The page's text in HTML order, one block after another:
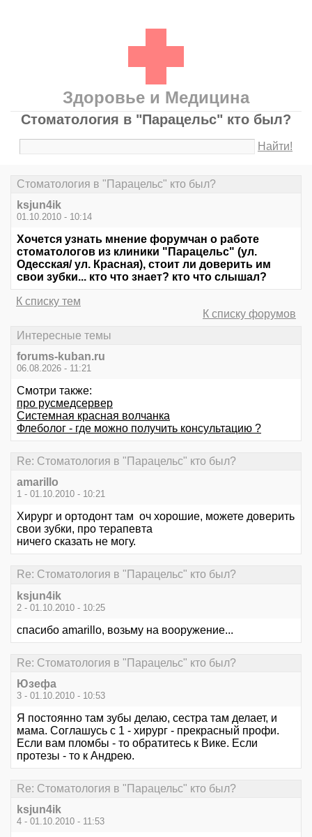
Здоровье и Медицина
Стоматология в "Парацельс" кто был?
Найти!
Стоматология в "Парацельс" кто был?
ksjun4ik
01.10.2010 - 10:14
Хочется узнать мнение форумчан о работе
стоматологов из клиники "Парацельс" (ул.
Одесская/ ул. Красная), стоит ли доверить им
свои зубки... кто что знает? кто что слышал?
К списку тем
К списку форумов
Интересные темы
forums-kuban.ru
06.08.2026 - 11:21
Смотри также:
про русмедсервер
Системная красная волчанка
Флеболог - где можно получить консультацию ?
Re: Стоматология в "Парацельс" кто был?
amarillo
1 - 01.10.2010 - 10:21
Хирург и ортодонт там оч хорошие, можете доверить
свои зубки, про терапевта
ничего сказать не могу.
Re: Стоматология в "Парацельс" кто был?
ksjun4ik
2 - 01.10.2010 - 10:25
спасибо amarillo, возьму на вооружение...
Re: Стоматология в "Парацельс" кто был?
Юзефа
3 - 01.10.2010 - 10:53
Я постоянно там зубы делаю, сестра там делает, и
мама. Соглашусь с 1 - хирург - прекрасный профи.
Если вам пломбы - то обратитесь к Вике. Если
протезы - то к Андрею.
Re: Стоматология в "Парацельс" кто был?
ksjun4ik
4 - 01.10.2010 - 11:53